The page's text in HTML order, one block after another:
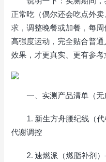
正常吃（偶尔还会吃点外
求，调整晚餐或加餐，每
高强度运动，完全贴合普
效果，才更真实、更有参考
一、实测产品清单（无
1. 新生方舟腰纪线（代
代谢调控
2. 速燃派（燃脂补剂）